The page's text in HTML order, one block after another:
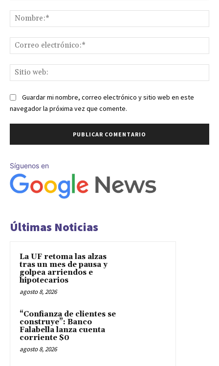
Guardar mi nombre, correo electrónico y sitio web en este
navegador la próxima vez que comente.
Síguenos en
Últimas Noticias
La UF retoma las alzas
tras un mes de pausa y
golpea arriendos e
hipotecarios
agosto 8, 2026
“Confianza de clientes se
construye”: Banco
Falabella lanza cuenta
corriente $0
agosto 8, 2026